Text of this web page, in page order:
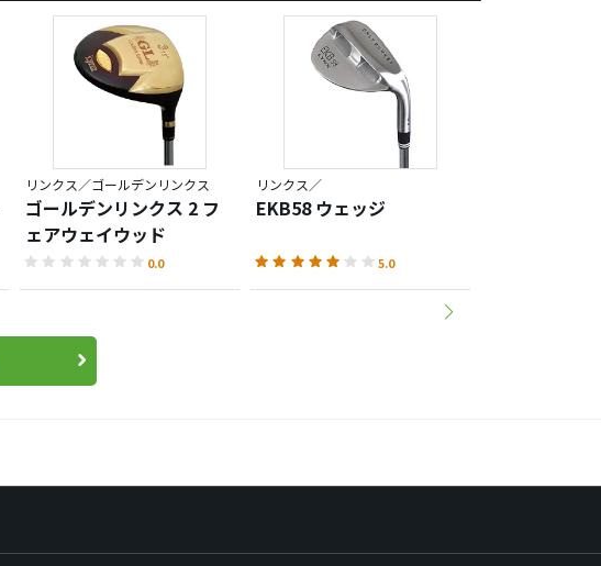
リンクス／ゴールデンリンクス
ゴールデンリンクス 2 フ
ェアウェイウッド
0.0
リンクス／
EKB58 ウェッジ
5.0